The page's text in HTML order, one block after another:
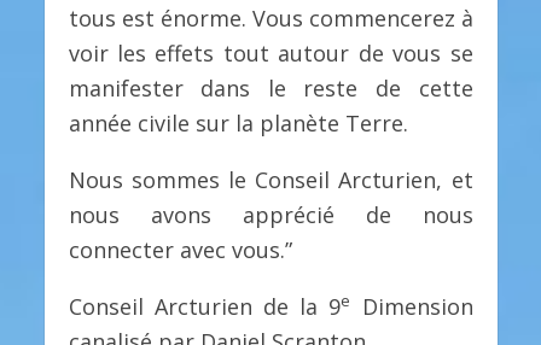
tous est énorme. Vous commencerez à
voir les effets tout autour de vous se
manifester dans le reste de cette
année civile sur la planète Terre.
Nous sommes le Conseil Arcturien, et
nous avons apprécié de nous
connecter avec vous.”
Conseil Arcturien de la 9e
Dimension